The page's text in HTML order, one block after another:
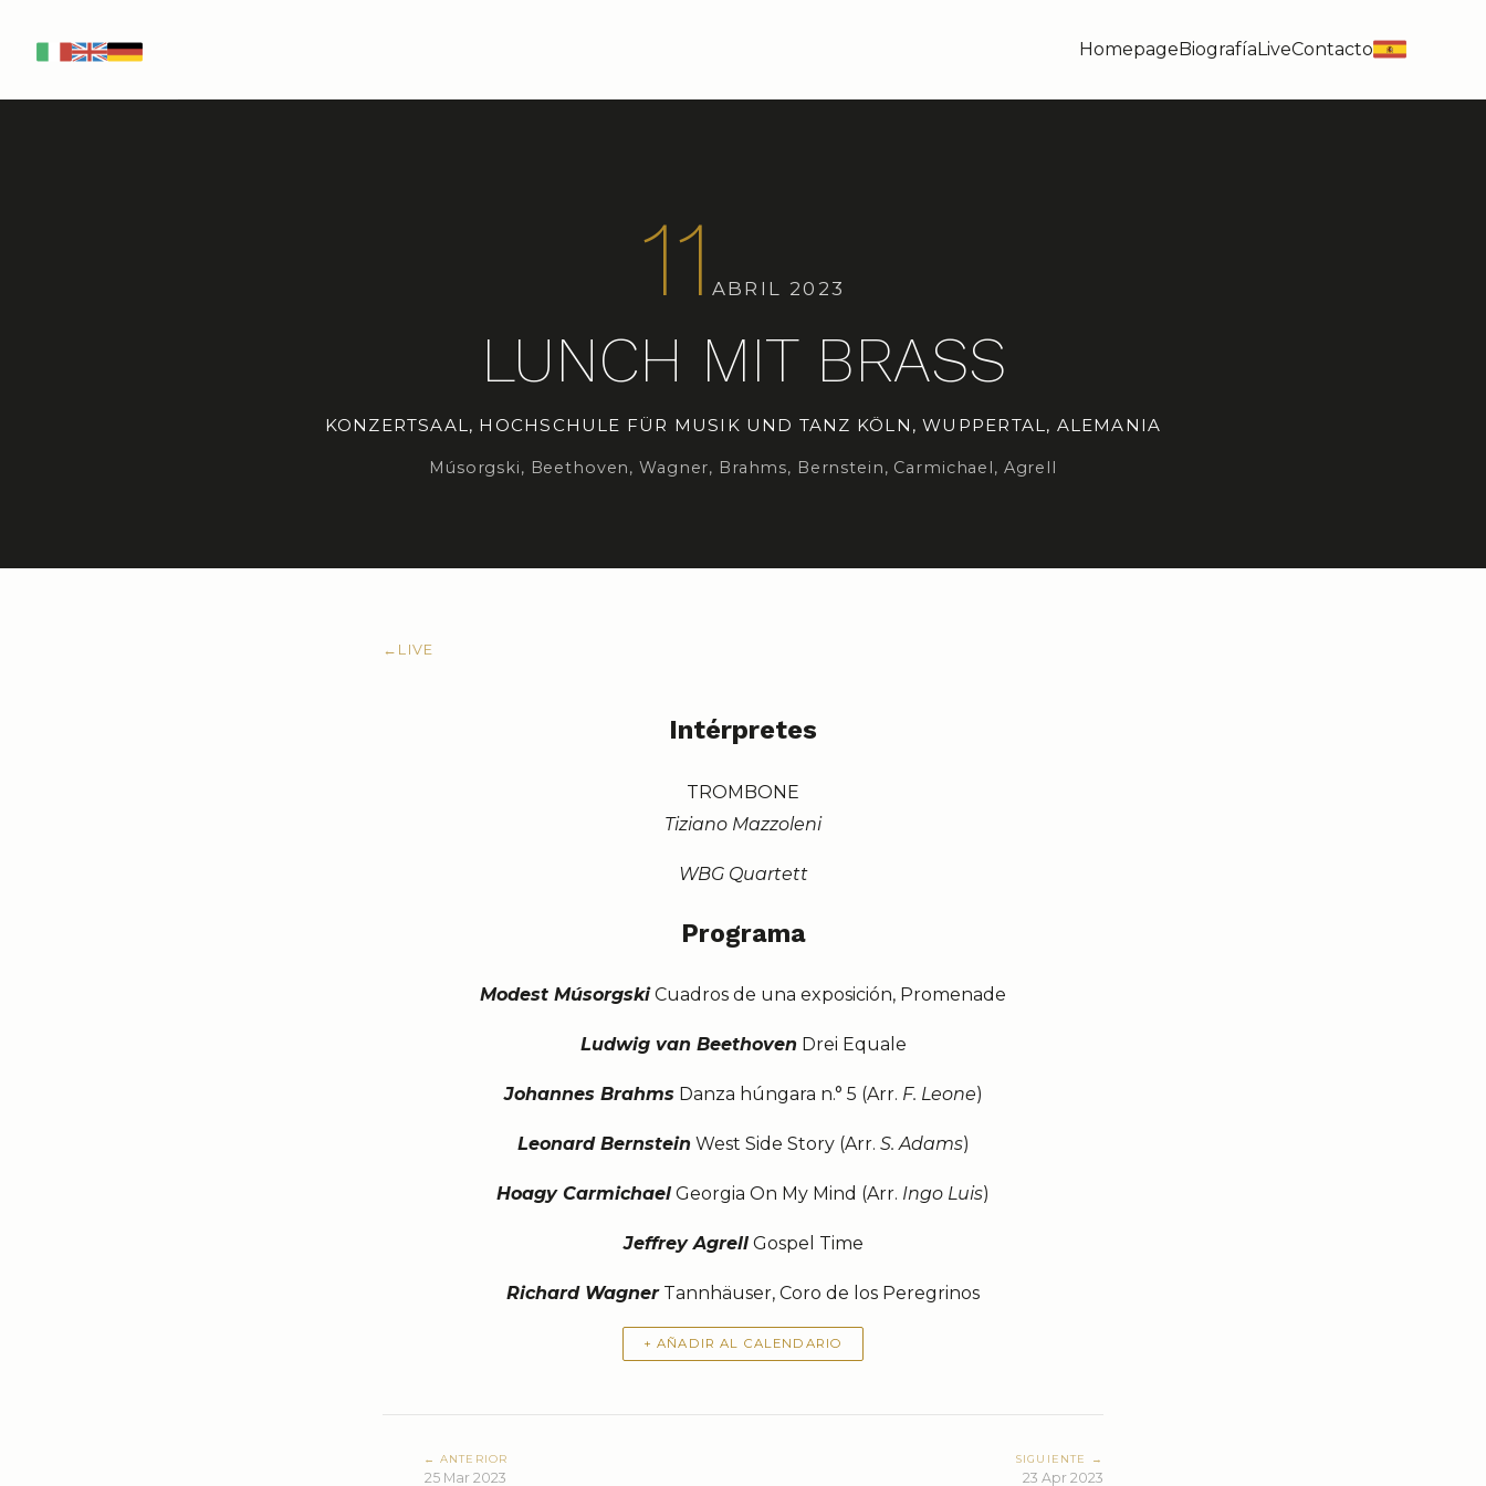
HomepageBiografíaLiveContacto es
EN DE
11 ABRIL 2023
LUNCH MIT BRASS
KONZERTSAAL, HOCHSCHULE FÜR MUSIK UND TANZ KÖLN, WUPPERTAL, ALEMANIA
Músorgski, Beethoven, Wagner, Brahms, Bernstein, Carmichael, Agrell
← LIVE
Intérpretes
TROMBONE
Tiziano Mazzoleni
WBG Quartett
Programa
Modest MúsorgskiCuadros de una exposición, Promenade
Ludwig van Beethoven Drei Equale
Johannes Brahms Danza húngara n.° 5 (Arr. F. Leone)
Leonard Bernstein West Side Story (Arr. S. Adams)
Hoagy Carmichael Georgia On My Mind (Arr. Ingo Luis)
Jeffrey AgrellGospel Time
Richard WagnerTannhäuser, Coro de los Peregrinos
+ AÑADIR AL CALENDARIO
← ANTERIOR
25 Mar 2023
SIGUIENTE →
23 Apr 2023